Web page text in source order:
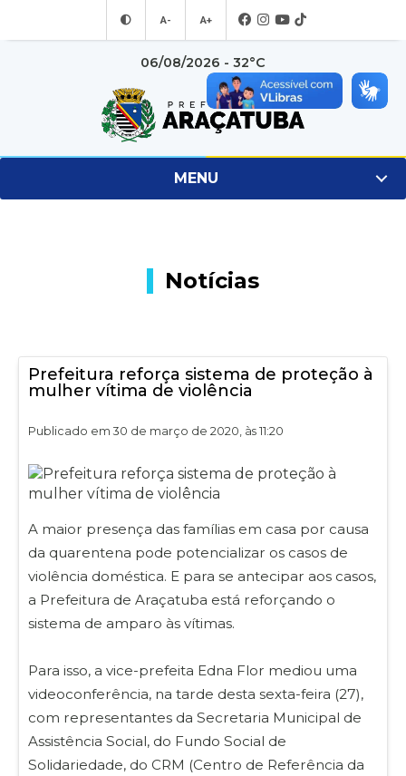
A- A+
06/08/2026 - 32°C
MENU
Notícias
Prefeitura reforça sistema de proteção à
mulher vítima de violência
Publicado em 30 de março de 2020, às 11:20
A maior presença das famílias em casa por causa
da quarentena pode potencializar os casos de
violência doméstica. E para se antecipar aos casos,
a Prefeitura de Araçatuba está reforçando o
sistema de amparo às vítimas.
Para isso, a vice-prefeita Edna Flor mediou uma
videoconferência, na tarde desta sexta-feira (27),
com representantes da Secretaria Municipal de
Assistência Social, do Fundo Social de
Solidariedade, do CRM (Centro de Referência da